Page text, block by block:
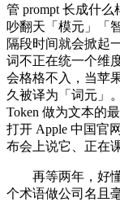
管 prompt 长成什
吵翻天「模元」「
隔段时间就会掀起
词不正在统一个维
会格格不入，当苹
久被译为「词元」
Token 做为文本的
打开 Apple 中国官
布会上说它、正在
再等两年，好懂
个术语做公司名且